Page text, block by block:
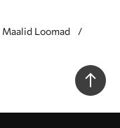
Maalid Loomad